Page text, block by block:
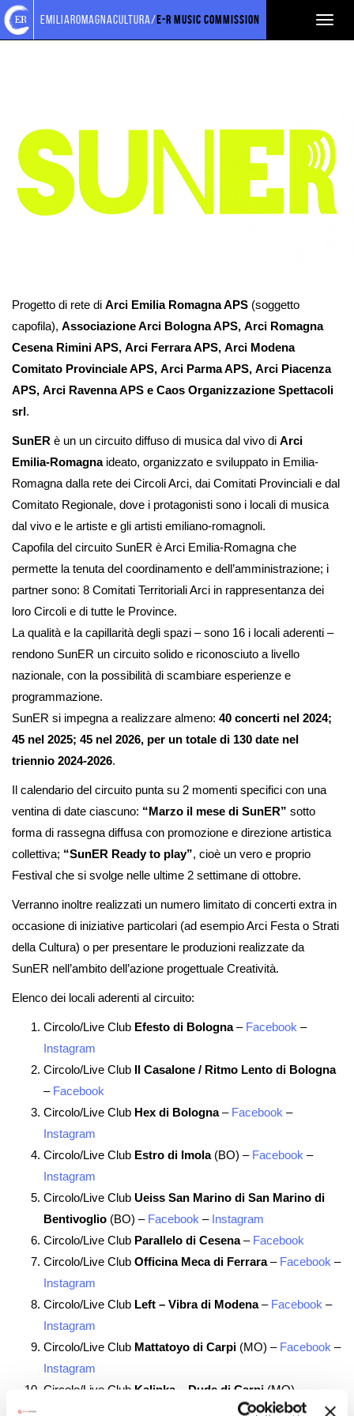
Torna
alla
home
Cerca
nel
sito
Salta
ai
contenuti
Salta
al
menu
emiliaromagnacultura/E-R Music Commission
ARCI EMILIA-ROMAGNA APS
Progetto di rete di Arci Emilia Romagna APS (soggetto
capofila), Associazione Arci Bologna APS, Arci Romagna
Cesena Rimini APS, Arci Ferrara APS, Arci Modena
Comitato Provinciale APS, Arci Parma APS, Arci Piacenza
APS, Arci Ravenna APS e Caos Organizzazione Spettacoli
srl.
SunER è un un circuito diffuso di musica dal vivo di Arci
Emilia-Romagnaideato, organizzato e sviluppato in Emilia-
Romagna dalla rete dei Circoli Arci, dai Comitati Provinciali e dal
Comitato Regionale, dove i protagonisti sono i locali di musica
dal vivo e le artiste e gli artisti emiliano-romagnoli.
Capofila del circuito SunER è Arci Emilia-Romagna che
permette la tenuta del coordinamento e dell’amministrazione; i
partner sono: 8 Comitati Territoriali Arci in rappresentanza dei
loro Circoli e di tutte le Province.
La qualità e la capillarità degli spazi – sono 16 i locali aderenti –
rendono SunER un circuito solido e riconosciuto a livello
nazionale, con la possibilità di scambiare esperienze e
programmazione.
SunER si impegna a realizzare almeno: 40 concerti nel 2024;
45 nel 2025; 45 nel 2026, per un totale di 130 date nel
triennio 2024-2026.
Il calendario del circuito punta su 2 momenti specifici con una
ventina di date ciascuno: “Marzo il mese di SunER” sotto
forma di rassegna diffusa con promozione e direzione artistica
collettiva; “SunER Ready to play”, cioè un vero e proprio
Festival che si svolge nelle ultime 2 settimane di ottobre.
Verranno inoltre realizzati un numero limitato di concerti extra in
occasione di iniziative particolari (ad esempio Arci Festa o Strati
della Cultura) o per presentare le produzioni realizzate da
SunER nell’ambito dell’azione progettuale Creatività.
Elenco dei locali aderenti al circuito:
Circolo/Live Club Efesto di Bologna– Facebook –
Instagram
Circolo/Live Club Il Casalone / Ritmo Lento di Bologna
– Facebook
Circolo/Live Club Hex di Bologna– Facebook –
Instagram
Circolo/Live Club Estro di Imola(BO) – Facebook –
Instagram
Circolo/Live Club Ueiss San Marino di San Marino di
Bentivoglio (BO) – Facebook – Instagram
Circolo/Live Club Parallelo di Cesena– Facebook
Circolo/Live Club Officina Meca di Ferrara– Facebook –
Instagram
Circolo/Live Club Left – Vibra di Modena– Facebook –
Instagram
Circolo/Live Club Mattatoyo di Carpi (MO) – Facebook –
Instagram
Circolo/Live Club Kalinka – Dude di Carpi (MO) –